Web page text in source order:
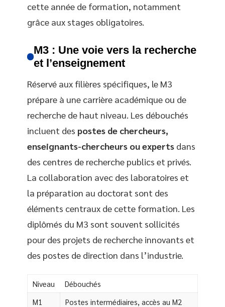
cette année de formation, notamment
grâce aux stages obligatoires.
M3 : Une voie vers la recherche
et l’enseignement
Réservé aux filières spécifiques, le M3
prépare à une carrière académique ou de
recherche de haut niveau. Les débouchés
incluent des postes de chercheurs,
enseignants-chercheurs ou experts dans
des centres de recherche publics et privés.
La collaboration avec des laboratoires et
la préparation au doctorat sont des
éléments centraux de cette formation. Les
diplômés du M3 sont souvent sollicités
pour des projets de recherche innovants et
des postes de direction dans l’industrie.
Niveau
Débouchés
M1
Postes intermédiaires, accès au M2